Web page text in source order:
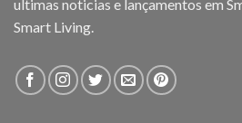
ultimas noticias e lançamentos em
Smart Living.